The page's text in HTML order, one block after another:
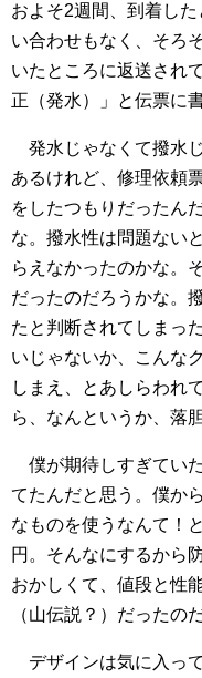
およそ2週間、到着し
い合わせもなく、そろ
いたところに返送され
正（発水）」と伝票に
発水じゃなくて撥水
あるけれど、修理依頼
をしたつもりだったん
な。撥水性は問題ない
らえなかったのかな。
だったのだろうかな。
たと判断されてしまっ
いじゃないか、こんな
しまえ、とあしらわれ
ら、なんというか、落
僕が期待しすぎてい
てたんだと思う。僕か
なものを使うなんて！
円。そんなにするから
おかしくて、値段と性
（山伝説？）だったのだ
デザインは気に入っ